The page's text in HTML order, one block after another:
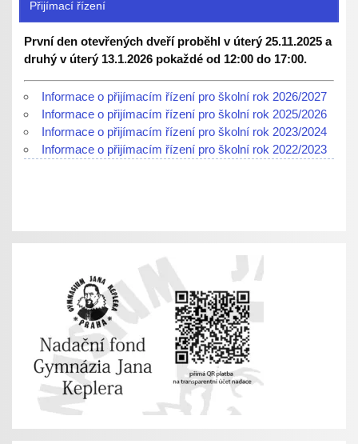
Přijímací řízení
První den otevřených dveří proběhl v úterý 25.11.2025 a
druhý v úterý 13.1.2026 pokaždé od 12:00 do 17:00.
Informace o přijímacím řízení pro školní rok 2026/2027
Informace o přijímacím řízení pro školní rok 2025/2026
Informace o přijímacím řízení pro školní rok 2023/2024
Informace o přijímacím řízení pro školní rok 2022/2023